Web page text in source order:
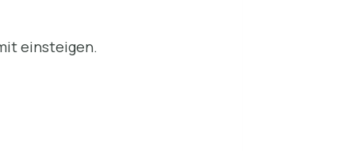
einsteigen.